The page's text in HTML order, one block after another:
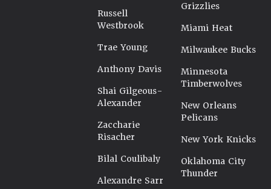
Russell
Westbrook
Trae Young
Anthony Davis
Shai Gilgeous-
Alexander
Zaccharie
Risacher
Bilal Coulibaly
Alexandre Sarr
Grizzlies
Miami Heat
Milwaukee Bucks
Minnesota
Timberwolves
New Orleans
Pelicans
New York Knicks
Oklahoma City
Thunder